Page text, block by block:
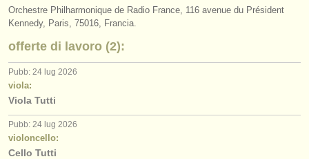
editori:
pubblica con noi
find out about ourATS
accedi
Orchestre Philharmonique de Radio France, 116 avenue du Président
Kennedy, Paris, 75016, Francia.
offerte di lavoro (2):
Pubb: 24 lug 2026
viola:
Viola Tutti
Pubb: 24 lug 2026
violoncello:
Cello Tutti